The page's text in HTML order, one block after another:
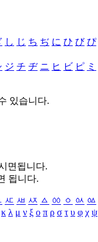
し じ ち ぢ に ひ び ぴ
ジ チ ヂ ニ ヒ ビ ピ ミ
있습니다.
면됩니다.
됩니다.
ㅼ ㅽ ㅾ ㅿ ㆀ ㆁ ㆂ ㆃ
κ λ μ ν ξ ο π ρ σ τ υ φ χ ψ